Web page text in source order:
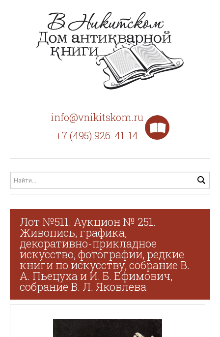
info@vnikitskom.ru
+7 (495) 926-41-14
Лот №511. Аукцион № 251.
Живопись, графика,
декоративно-прикладное
искусство, фотографии, редкие
книги по искусству, собрание В.
А. Пьецуха и И. Б. Ефимович,
собрание В. Л. Яковлева